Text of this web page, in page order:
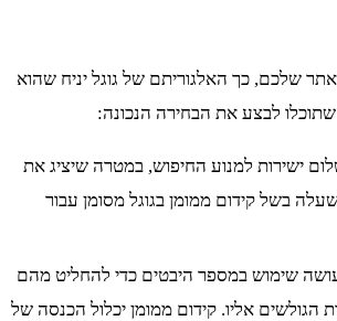
שלכם, כך האלגוריתם של גוגל יניח שהוא
לבצע את הבחירה הנכונה:
ישירות למנוע החיפוש, במטרה שיציג את
בשל קידום ממומן בגוגל מסומן עבור
שימוש במספר היבטים כדי להחליט מהם
אליו. קידום ממומן יכלול הכנסה של